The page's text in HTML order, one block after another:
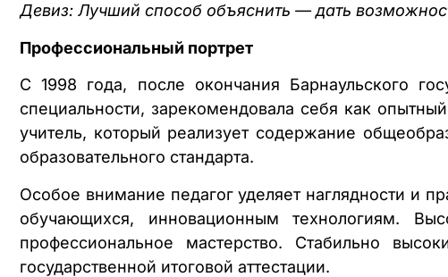
Девиз: Лучший способ объяснить — дать
Профессиональный портрет
С 1998 года, после окончания Барнаульского
специальности, зарекомендовала себя как
учитель, который реализует содержание
образовательного стандарта.
Особое внимание педагог уделяет наглядности и
обучающихся, инновационным технологиям.
профессиональное мастерство. Стабильно
государственной итоговой аттестации.